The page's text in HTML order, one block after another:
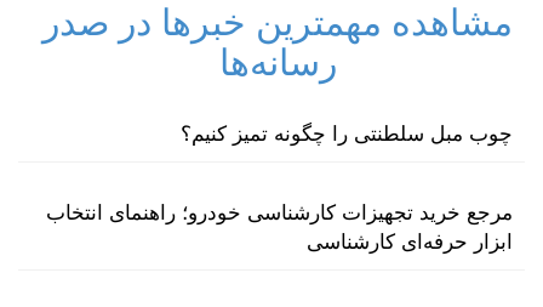
مشاهده مهمترین خبرها در صدر
رسانه‌ها
چوب مبل سلطنتی را چگونه تمیز کنیم؟
مرجع خرید تجهیزات کارشناسی خودرو؛ راهنمای انتخاب
ابزار حرفه‌ای کارشناسی